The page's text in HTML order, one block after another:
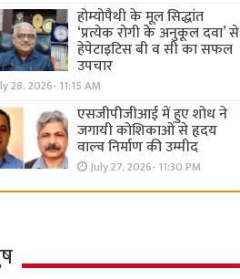
होम्योपैथी के मूल सिद्धांत
‘प्रत्येक रोगी केे अनुकूल दवा’ से
हेपेटाइटिस बी व सी का सफल
उपचार
28, 2026- 11:15 AM
एसजीपीजीआई में हुए शोध ने
जगायी कोशिकाओं से हृदय
वाल्व निर्माण की उम्मीद
July 27, 2026- 11:30 PM